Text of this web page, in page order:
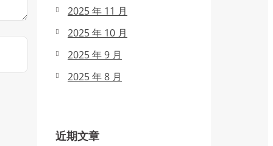
2025 年 11 月
2025 年 10 月
2025 年 9 月
2025 年 8 月
近期文章